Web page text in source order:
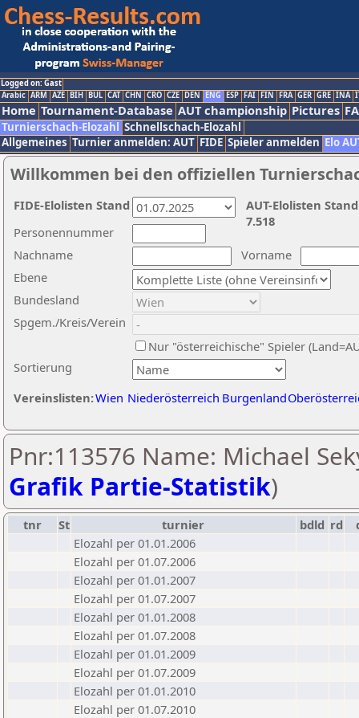
Logged on: Gast
Arabic ARM AZE BIH BUL CAT CHN CRO CZE DEN ENG ESP FAI FIN FRA GER GRE INA
Home Tournament-Database AUT championship Pictures
Turnierschach-Elozahl Schnellschach-Elozahl
Allgemeines Turnier anmelden: AUT FIDE Spieler anmelden Elo
Willkommen bei den offiziellen
Nachname
Vorname
Ebene
Sortierung
Personennummer
Bundesland
Spgem./Kreis/Verein
Nur "österreichische" Spieler
Vereinslisten:Wien Niederösterreich Burgenland
AUT-Elolisten
7.518
FIDE-Elolisten Stand
Pnr:113576 Name: Michael
Grafik Partie-Statistik)
tnr St turnier bdld rd
Elozahl per 01.01.2006
Elozahl per 01.07.2006
Elozahl per 01.01.2007
Elozahl per 01.07.2007
Elozahl per 01.01.2008
Elozahl per 01.07.2008
Elozahl per 01.01.2009
Elozahl per 01.07.2009
Elozahl per 01.01.2010
Elozahl per 01.07.2010